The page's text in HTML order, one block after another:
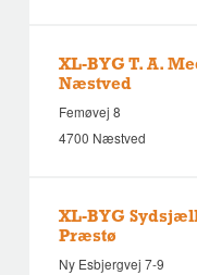
XL-BYG T. A.
Næstved
Femøvej 8
4700 Næstved
XL-BYG
Præstø
Ny Esbjergvej 7-9